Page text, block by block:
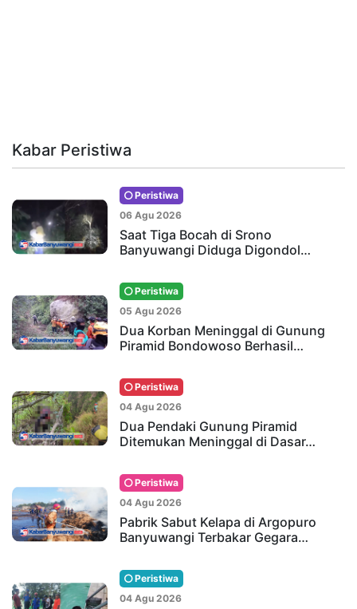
Kabar Peristiwa
Peristiwa
06 Agu 2026
Saat Tiga Bocah di Srono
Banyuwangi Diduga Digondol…
Peristiwa
05 Agu 2026
Dua Korban Meninggal di Gunung
Piramid Bondowoso Berhasil…
Peristiwa
04 Agu 2026
Dua Pendaki Gunung Piramid
Ditemukan Meninggal di Dasar…
Peristiwa
04 Agu 2026
Pabrik Sabut Kelapa di Argopuro
Banyuwangi Terbakar Gegara…
Peristiwa
04 Agu 2026